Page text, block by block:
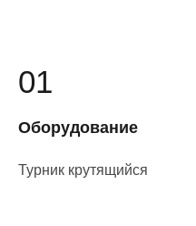
Оборудование
Турник крутящийся
01